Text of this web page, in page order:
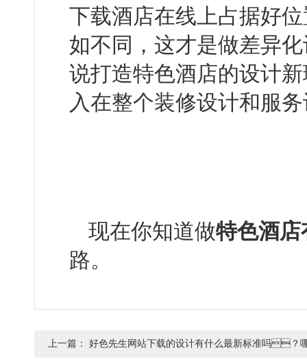
下载酒店在线上占据好位置
如不同，这才是做差异
说打造特色酒店的设计新
入在整个装修设计和服务
现在你知道做特色酒
路。
上一篇： 好色先生网站下载的设计有什么最新标准吗？